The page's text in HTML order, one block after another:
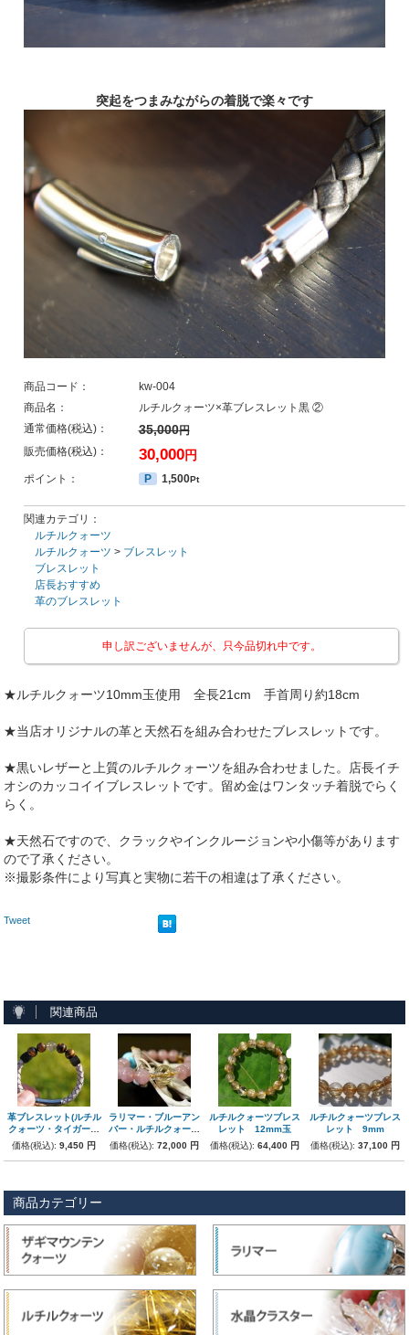
突起をつまみながらの着脱で楽々です
商品コード：
kw-004
商品名：
ルチルクォーツ×革ブレスレット黒 ②
通常価格(税込)：
35,000円
販売価格(税込)： 30,000円
ポイント： P 1,500Pt
関連カテゴリ：
ルチルクォーツ
ルチルクォーツ > ブレスレット
ブレスレット
店長おすすめ
革のブレスレット
申し訳ございませんが、只今品切れ中です。
★ルチルクォーツ10mm玉使用 全長21cm 手首周り約18cm
★当店オリジナルの革と天然石を組み合わせたブレスレットです。
★黒いレザーと上質のルチルクォーツを組み合わせました。店長イチ
オシのカッコイイブレスレットです。留め金はワンタッチ着脱でらく
らく。
★天然石ですので、クラックやインクルージョンや小傷等があります
ので了承ください。
※撮影条件により写真と実物に若干の相違は了承ください。
Tweet
関連商品
革ブレスレット(ルチル
クォーツ・タイガーア
イ)ホワイトレザー
価格(税込):9,450 円
ラリマー・ブルーアン
バー・ルチルクォーツ
極上ブレスレット
価格(税込):72,000 円
ルチルクォーツブレス
レット 12mm玉
価格(税込): 64,400 円
ルチルクォーツブレス
レット 9mm
価格(税込): 37,100 円
商品カテゴリー